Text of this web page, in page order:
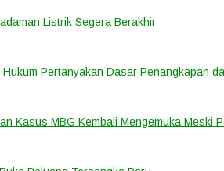
Listrik Segera Berakhir
Pertanyakan Dasar Penangkapan
Kasus MBG Kembali Mengemuka Meski